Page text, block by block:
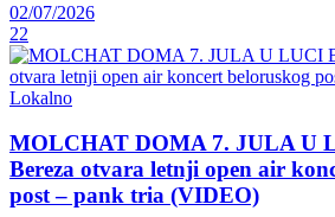
02/07/2026
22
Lokalno
MOLCHAT DOMA 7. JULA U
Bereza otvara letnji open air
post – pank tria (VIDEO)